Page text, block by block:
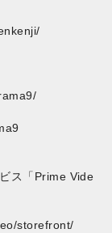
ス「Prime Vide
storefront/